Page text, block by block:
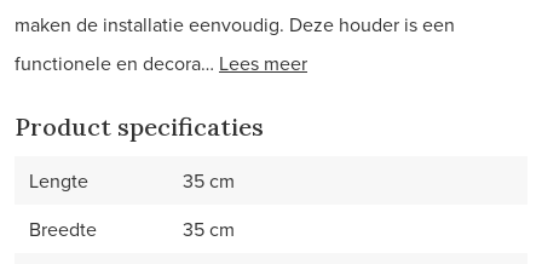
maken de installatie eenvoudig. Deze houder is een
functionele en decora… Lees meer
Product specificaties
Lengte
35 cm
Breedte
35 cm